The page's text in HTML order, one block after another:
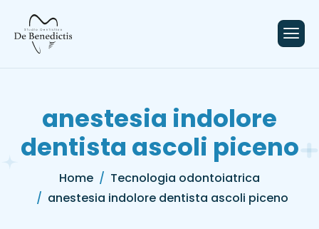
anestesia indolore
dentista ascoli piceno
Home
Tecnologia odontoiatrica
anestesia indolore dentista ascoli piceno